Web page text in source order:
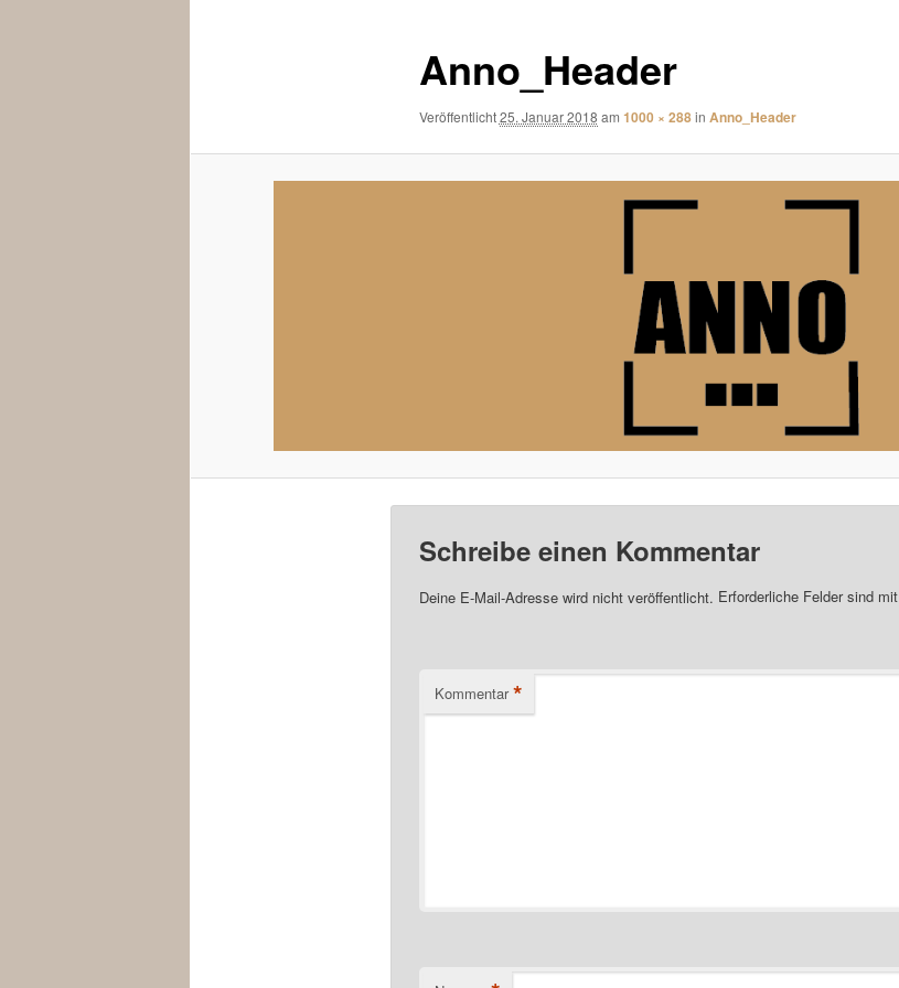
Anno_Header
Veröffentlicht25. Januar 2018 am 1000 × 288in Anno_Header
Schreibe einen Kommentar
Deine E-Mail-Adresse wird nicht veröffentlicht. Erforderliche Felder sind mit
Kommentar *